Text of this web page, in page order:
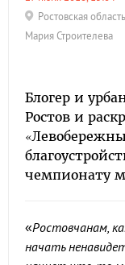
Ростовская область
Мария Строителева
Блогер и
Ростов и
чемпионату
«Ростовчанам,
начать